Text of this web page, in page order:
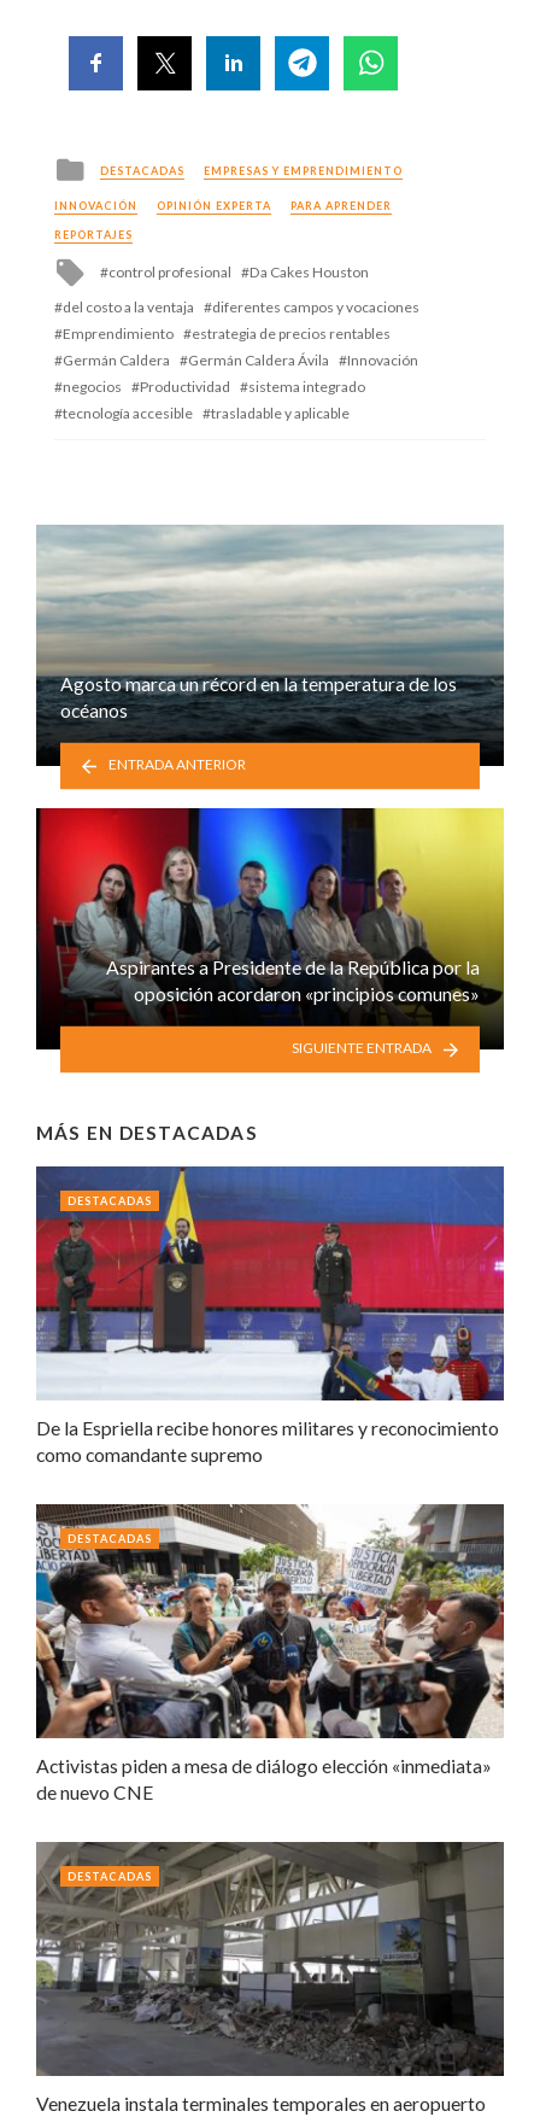
Posted
in
DESTACADAS EMPRESAS Y EMPRENDIMIENTO
INNOVACIÓN OPINIÓN EXPERTA PARA APRENDER
REPORTAJES
Tagged
control profesional
Da Cakes Houston
del costo a la ventaja
diferentes campos y vocaciones
Emprendimiento
estrategia de precios rentables
Germán Caldera
Germán Caldera Ávila
Innovación
negocios
Productividad
sistema integrado
tecnología accesible
trasladable y aplicable
Agosto marca un récord en la temperatura de los
océanos
ENTRADA ANTERIOR
Aspirantes a Presidente de la República por la
oposición acordaron «principios comunes»
SIGUIENTE ENTRADA
MÁS EN DESTACADAS
De la Espriella recibe honores militares y reconocimiento
como comandante supremo
DESTACADAS
Activistas piden a mesa de diálogo elección «inmediata»
de nuevo CNE
DESTACADAS
Venezuela instala terminales temporales en aeropuerto
DESTACADAS